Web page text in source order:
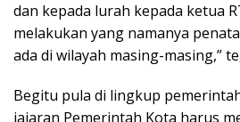
dan kepada lurah kepada ketua
melakukan yang namanya
ada di wilayah masing-masing,”
Begitu pula di lingkup
jajaran Pemerintah Kota harus